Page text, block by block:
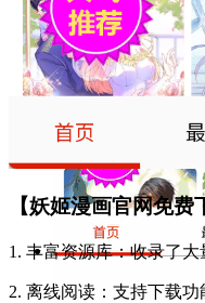
【妖姬漫画官网免费
1. 丰富资源库：收录了
2. 离线阅读：支持下载